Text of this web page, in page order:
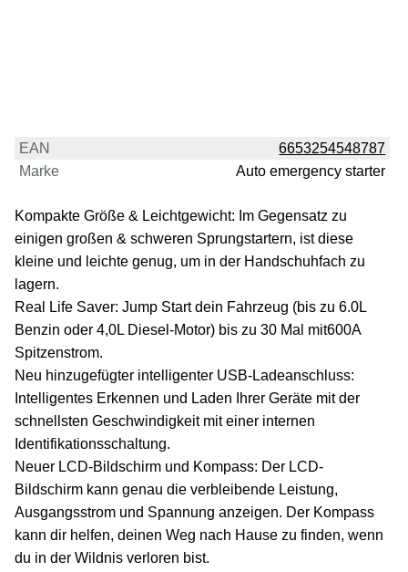
EAN
6653254548787
Marke
Auto emergency starter
Kompakte Größe & Leichtgewicht: Im Gegensatz zu
einigen großen & schweren Sprungstartern, ist diese
kleine und leichte genug, um in der Handschuhfach zu
lagern.
Real Life Saver: Jump Start dein Fahrzeug (bis zu 6.0L
Benzin oder 4,0L Diesel-Motor) bis zu 30 Mal mit600A
Spitzenstrom.
Neu hinzugefügter intelligenter USB-Ladeanschluss:
Intelligentes Erkennen und Laden Ihrer Geräte mit der
schnellsten Geschwindigkeit mit einer internen
Identifikationsschaltung.
Neuer LCD-Bildschirm und Kompass: Der LCD-
Bildschirm kann genau die verbleibende Leistung,
Ausgangsstrom und Spannung anzeigen. Der Kompass
kann dir helfen, deinen Weg nach Hause zu finden, wenn
du in der Wildnis verloren bist.